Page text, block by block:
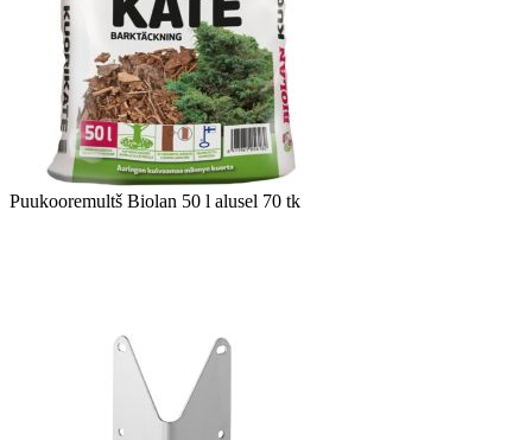
Puukooremultš Biolan 50 l alusel 70 tk